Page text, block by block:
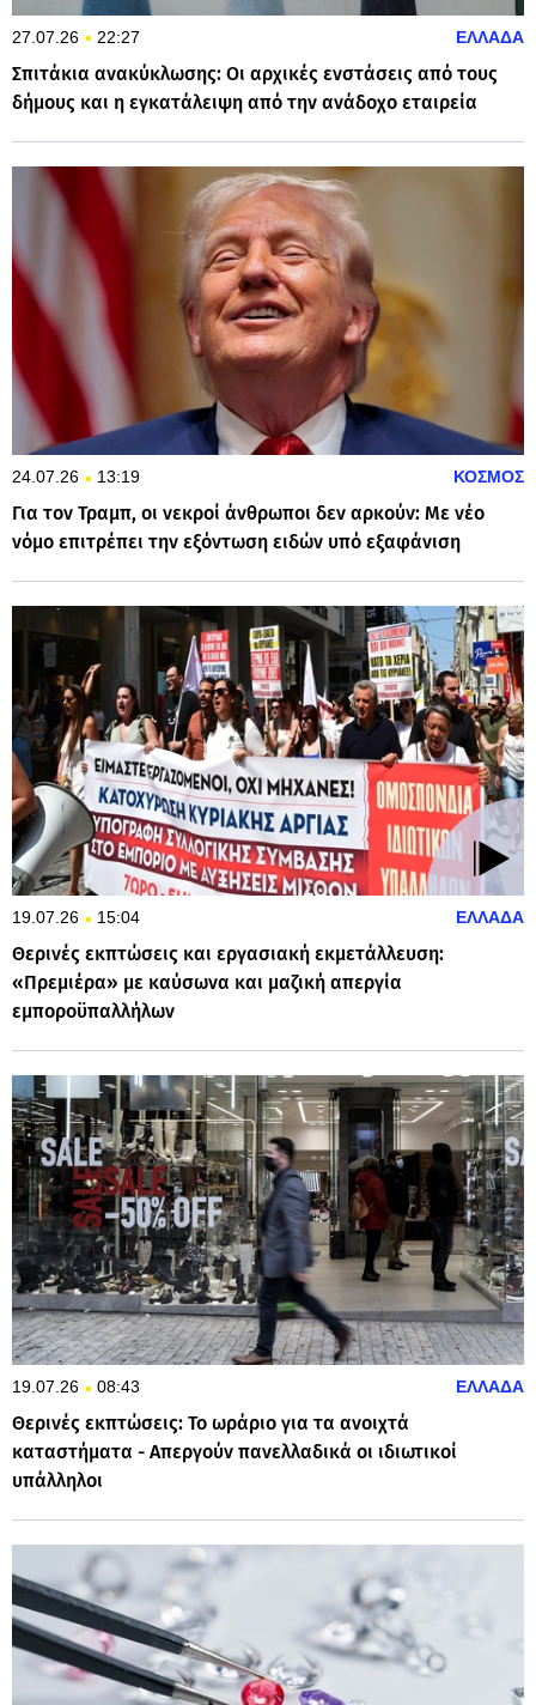
27.07.26 22:27 ΕΛΛΑΔΑ
Σπιτάκια ανακύκλωσης: Οι αρχικές ενστάσεις από τους
δήμους και η εγκατάλειψη από την ανάδοχο εταιρεία
24.07.26 13:19 ΚΟΣΜΟΣ
Για τον Τραμπ, οι νεκροί άνθρωποι δεν αρκούν: Με νέο
νόμο επιτρέπει την εξόντωση ειδών υπό εξαφάνιση
19.07.26 15:04 ΕΛΛΑΔΑ
Θερινές εκπτώσεις και εργασιακή εκμετάλλευση:
«Πρεμιέρα» με καύσωνα και μαζική απεργία
εμποροϋπαλλήλων
19.07.26 08:43 ΕΛΛΑΔΑ
Θερινές εκπτώσεις: Το ωράριο για τα ανοιχτά
καταστήματα - Απεργούν πανελλαδικά οι ιδιωτικοί
υπάλληλοι